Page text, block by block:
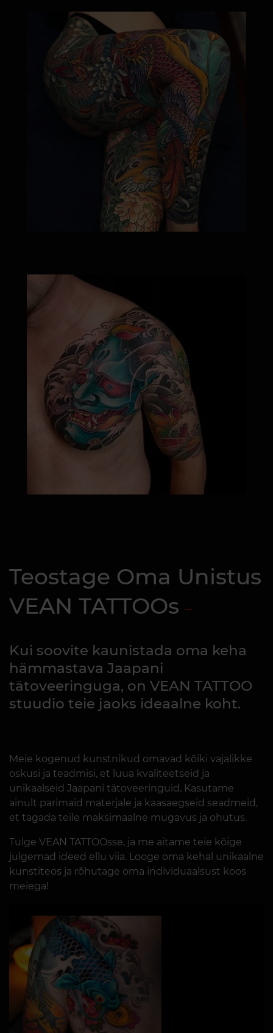
Teostage Oma Unistus
VEAN TATTOOs
Kui soovite kaunistada oma keha
hämmastava Jaapani
tätoveeringuga, on VEAN TATTOO
stuudio teie jaoks ideaalne koht.
Meie kogenud kunstnikud omavad kõiki vajalikke
oskusi ja teadmisi, et luua kvaliteetseid ja
unikaalseid Jaapani tätoveeringuid. Kasutame
ainult parimaid materjale ja kaasaegseid seadmeid,
et tagada teile maksimaalne mugavus ja ohutus.
Tulge VEAN TATTOOsse, ja me aitame teie kõige
julgemad ideed ellu viia. Looge oma kehal unikaalne
kunstiteos ja rõhutage oma individuaalsust koos
meiega!